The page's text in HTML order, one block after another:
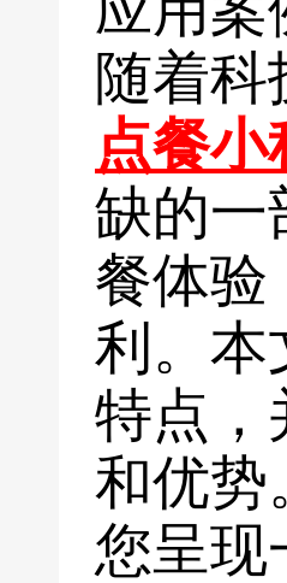
随着
点餐小
缺的一
餐体验
利。本
特点，
和优势
您呈现